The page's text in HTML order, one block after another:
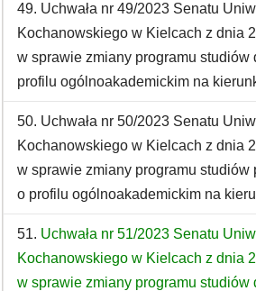
49. Uchwała nr 49/2023 Senatu
Kochanowskiego w Kielcach z dnia
w sprawie zmiany programu studiów
profilu ogólnoakademickim na
50. Uchwała nr 50/2023 Senatu
Kochanowskiego w Kielcach z dnia
w sprawie zmiany programu studiów
o profilu ogólnoakademickim na
51. Uchwała nr 51/2023 Senatu
Kochanowskiego w Kielcach z dnia
w sprawie zmiany programu studiów